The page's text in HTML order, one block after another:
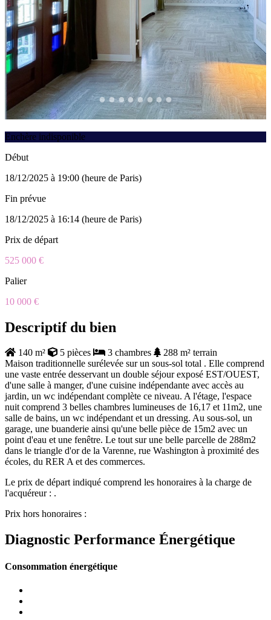
Enchère indisponible
Début
18/12/2025 à 19:00 (heure de Paris)
Fin prévue
18/12/2025 à 16:14 (heure de Paris)
Prix de départ
525 000 €
Palier
10 000 €
Descriptif du bien
140 m² 5 pièces 3 chambres
288 m² terrain
Maison traditionnelle surélevée sur un sous-sol total . Elle comprend
une vaste entrée desservant un double séjour exposé EST/OUEST,
d'une salle à manger, d'une cuisine indépendante avec accès au
jardin, un wc indépendant complète ce niveau. A l'étage, l'espace
nuit comprend 3 belles chambres lumineuses de 16,17 et 11m2, une
salle de bains, un wc indépendant et un dressing. Au sous-sol, un
garage, une buanderie ainsi qu'une belle pièce de 15m2 avec un
point d'eau et une fenêtre. Le tout sur une belle parcelle de 288m2
dans le triangle d'or de la Varenne, rue Washington à proximité des
écoles, du RER A et des commerces.
Le prix de départ indiqué comprend les honoraires à la charge de
l'acquéreur : .
Prix hors honoraires :
Diagnostic Performance Énergétique
Consommation énergétique